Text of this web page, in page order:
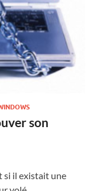
son
si il existait une